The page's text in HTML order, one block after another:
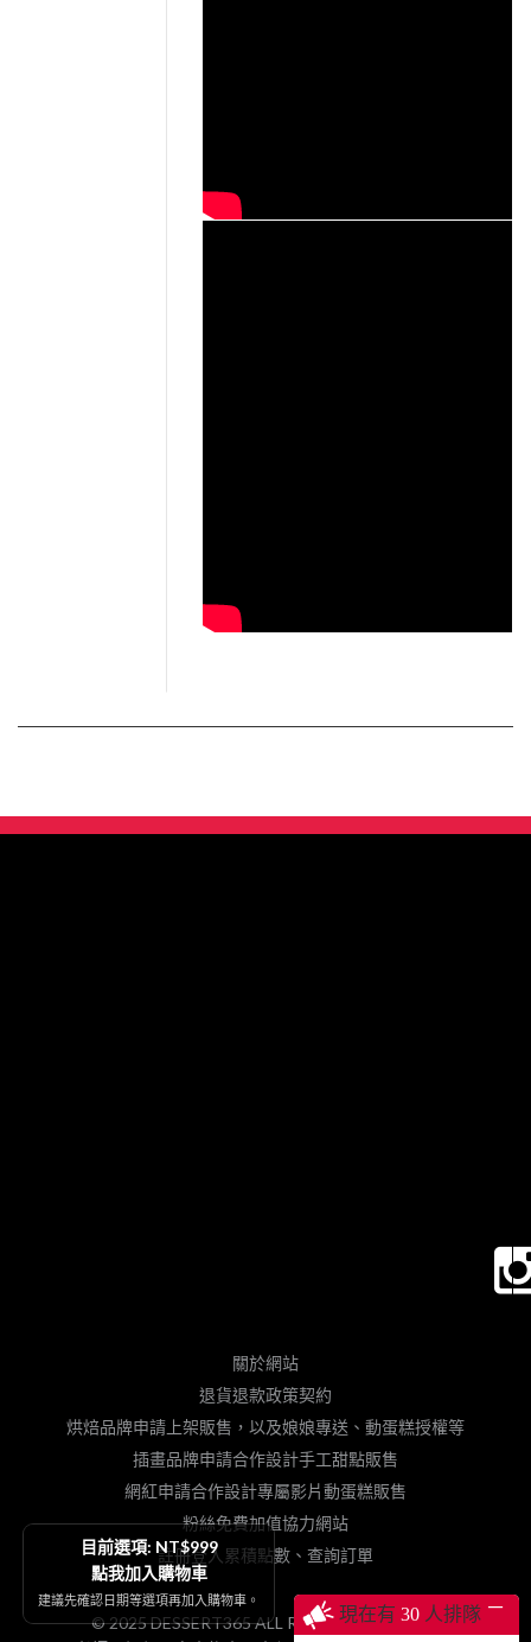
現在有 30 人排隊 ─
關於網站
退貨退款政策契約
烘焙品牌申請上架販售，以及娘娘專送、動蛋糕授權等
插畫品牌申請合作設計手工甜點販售
網紅申請合作設計專屬影片動蛋糕販售
粉絲免費加值協力網站
註冊登入累積點數、查詢訂單
© 2025 DESSERT365 ALL RIGHTS RESERVED.
目前選項: NT$999
點我加入購物車
建議先確認日期等選項再加入購物車。